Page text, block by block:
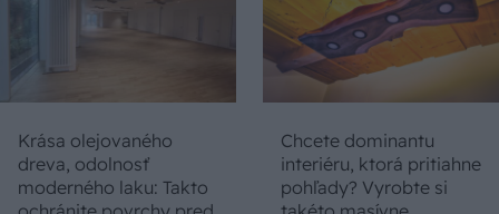
Krása olejovaného
dreva, odolnosť
moderného laku: Takto
Chcete dominantu
interiéru, ktorá pritiahne
pohľady? Vyrobte si